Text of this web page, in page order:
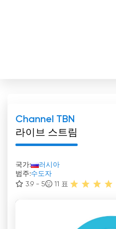
Channel TBN
라이브 스트림
국가:
러시아
범주:수도자
3.9 - 5
11 표